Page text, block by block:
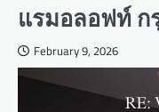
แรมอลอฟท์ ก
February 9, 2026